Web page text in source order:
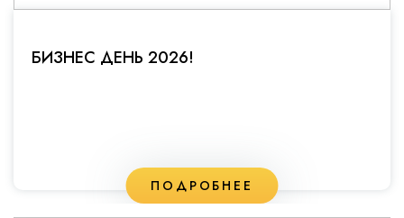
БИЗНЕС ДЕНЬ 2026!
ПОДРОБНЕЕ